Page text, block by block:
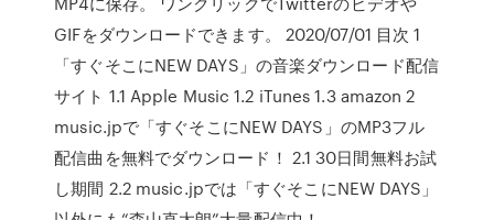
GIFをダウンロードできます。 2020/07/01 目次 1
「すぐそこにNEW DAYS」の音楽ダウンロード配信
サイト 1.1 Apple Music 1.2 iTunes 1.3 amazon 2
music.jpで「すぐそこにNEW DAYS」のMP3フル
配信曲を無料でダウンロード！ 2.1 30日間無料お試
し期間 2.2 music.jpでは「すぐそこにNEW DAYS」